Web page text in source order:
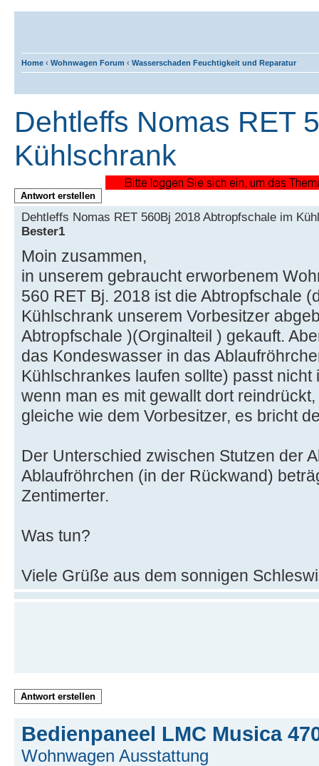
Home ‹ Wohnwagen Forum ‹ Wasserschaden Feuchtigkeit und Reparatur
Dehtleffs Nomas RET
Kühlschrank
Antwort erstellen
Dehtleffs Nomas RET 560Bj 2018 Abtropfschale im
Bester1
Moin zusammen,
in unserem gebraucht erworbenem
560 RET Bj. 2018 ist die Abtropfschale
Kühlschrank unserem Vorbesitzer
Abtropfschale )(Orginalteil ) gekauft.
das Kondeswasser in das
Kühlschrankes laufen sollte) passt
wenn man es mit gewallt dort
gleiche wie dem Vorbesitzer, es bricht
Der Unterschied zwischen Stutzen der
Ablaufröhrchen (in der Rückwand)
Zentimerter.
Was tun?
Viele Grüße aus dem sonnigen
Antwort erstellen
Bedienpaneel LMC Musica
Wohnwagen Ausstattung